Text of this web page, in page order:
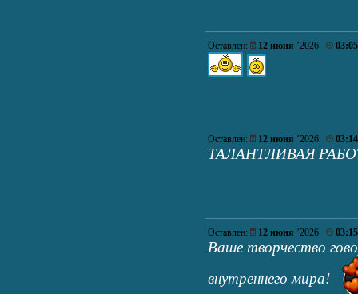
Оставлен: 12 июня ’2026 03:05
Оставлен: 12 июня ’2026 03:14
ТАЛАНТЛИВАЯ
Оставлен: 12 июня ’2026 03:15
Ваше творчество
внутреннего мира!